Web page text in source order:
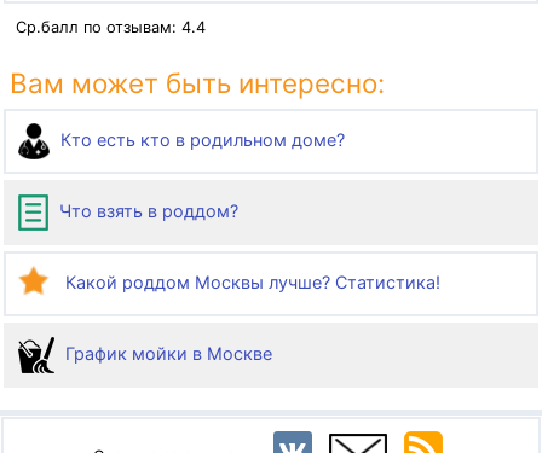
Ср.балл по отзывам: 4.4
Вам может быть интересно:
Кто есть кто в родильном доме?
Что взять в роддом?
Какой роддом Москвы лучше? Статистика!
График мойки в Москве